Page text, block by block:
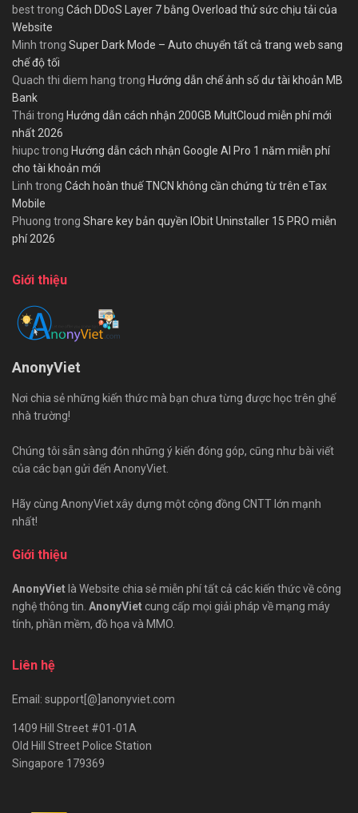
besttrong Cách DDoS Layer 7 bằng Overload thử sức chịu tải của
Website
Minh trong Super Dark Mode – Auto chuyển tất cả trang web sang
chế độ tối
Quach thi diem hang trong Hướng dẫn chế ảnh số dư tài khoản MB
Bank
Thái trong Hướng dẫn cách nhận 200GB MultCloud miễn phí mới
nhất 2026
hiupctrong Hướng dẫn cách nhận Google AI Pro 1 năm miễn phí
cho tài khoản mới
Linh trong Cách hoàn thuế TNCN không cần chứng từ trên eTax
Mobile
Phuong trong Share key bản quyền IObit Uninstaller 15 PRO miễn
phí 2026
Giới thiệu
AnonyViet
Nơi chia sẻ những kiến thức mà bạn chưa từng được học trên ghế
nhà trường!
Chúng tôi sẵn sàng đón những ý kiến đóng góp, cũng như bài viết
của các bạn gửi đến AnonyViet.
Hãy cùng AnonyViet xây dựng một cộng đồng CNTT lớn mạnh
nhất!
Giới thiệu
AnonyViet là Website chia sẻ miễn phí tất cả các kiến thức về công
nghệ thông tin. AnonyViet cung cấp mọi giải pháp về mạng máy
tính, phần mềm, đồ họa và MMO.
Liên hệ
Email: support[@]anonyviet.com
1409 Hill Street #01-01A
Old Hill Street Police Station
Singapore 179369